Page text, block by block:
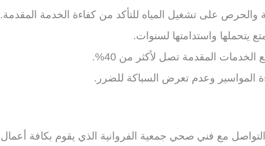
والحرص على تشغيل المياه للتأكد من كفاءة الخدمة المقدمة.
يتحملها واستدامتها لسنوات.
المقدمة تصل لأكثر من 40%.
المواسير وعدم تعرض السباكة للضرر.
مع فني صحي جمعية الفروانية الذي يقوم بكافة أعمال